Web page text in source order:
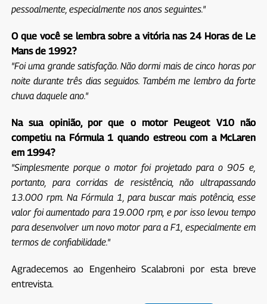
pessoalmente, especialmente nos anos seguintes."
O que você se lembra sobre a vitória nas 24 Horas de Le
Mans de 1992?
"Foi uma grande satisfação. Não dormi mais de cinco horas por
noite durante três dias seguidos. Também me lembro da forte
chuva daquele ano."
Na sua opinião, por que o motor Peugeot V10 não
competiu na Fórmula 1 quando estreou com a McLaren
em 1994?
"Simplesmente porque o motor foi projetado para o 905 e,
portanto, para corridas de resistência, não ultrapassando
13.000 rpm. Na Fórmula 1, para buscar mais potência, esse
valor foi aumentado para 19.000 rpm, e por isso levou tempo
para desenvolver um novo motor para a F1, especialmente em
termos de confiabilidade."
Agradecemos ao Engenheiro Scalabroni por esta breve
entrevista.